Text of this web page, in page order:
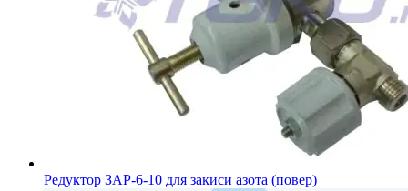
Редуктор ЗАР-6-10 для закиси азота (повер)